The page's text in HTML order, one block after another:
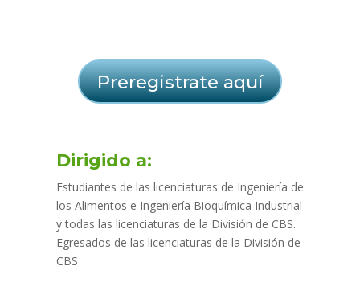
Preregistrate aquí
Dirigido a:
Estudiantes de las licenciaturas de Ingeniería de
los Alimentos e Ingeniería Bioquímica Industrial
y todas las licenciaturas de la División de CBS.
Egresados de las licenciaturas de la División de
CBS